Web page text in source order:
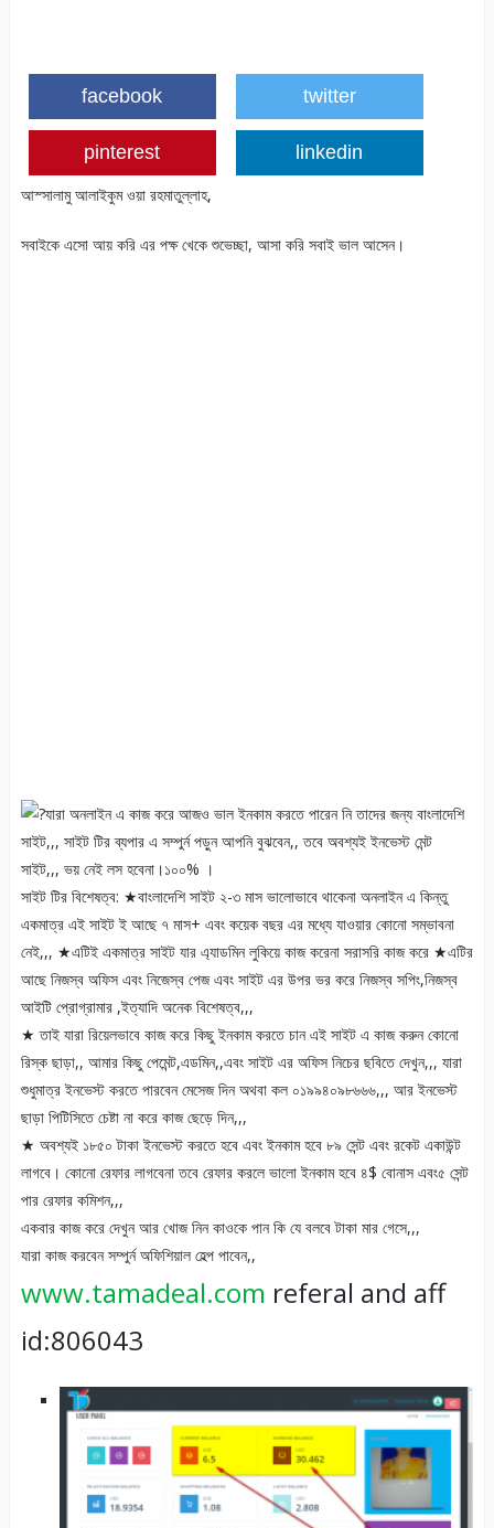
facebook twitter
pinterest linkedin
আস্সালামু আলাইকুম ওয়া রহমাতুল্লাহ,
সবাইকে এসো আয় করি এর পক্ষ খেকে শুভেচ্ছা, আসা করি সবাই ভাল আসেন।
যারা অনলাইন এ কাজ করে আজও ভাল ইনকাম করতে পারেন নি তাদের জন্য বাংলাদেশি
সাইট,,, সাইট টির ব্যপার এ সম্পুর্ন পড়ুন আপনি বুঝবেন,, তবে অবশ্যই ইনভেস্ট মেন্ট
সাইট,,, ভয় নেই লস হবেনা।১০০% ।
সাইট টির বিশেষত্ব: ★বাংলাদেশি সাইট ২-৩ মাস ভালোভাবে থাকেনা অনলাইন এ কিন্তু
একমাত্র এই সাইট ই আছে ৭ মাস+ এবং কয়েক বছর এর মধ্যে যাওয়ার কোনো সম্ভাবনা
নেই,,, ★এটিই একমাত্র সাইট যার এ্যাডমিন লুকিয়ে কাজ করেনা সরাসরি কাজ করে ★এটির
আছে নিজস্ব অফিস এবং নিজেস্ব পেজ এবং সাইট এর উপর ভর করে নিজস্ব সপিং,নিজস্ব
আইটি প্রোগ্রামার ,ইত্যাদি অনেক বিশেষত্ব,,,
★ তাই যারা রিয়েলভাবে কাজ করে কিছু ইনকাম করতে চান এই সাইট এ কাজ করুন কোনো
রিস্ক ছাড়া,, আমার কিছু পেমেন্ট,এডমিন,,এবং সাইট এর অফিস নিচের ছবিতে দেখুন,,, যারা
শুধুমাত্র ইনভেস্ট করতে পারবেন মেসেজ দিন অথবা কল ০১৯৯৪০৯৮৬৬৬,,, আর ইনভেস্ট
ছাড়া পিটিসিতে চেষ্টা না করে কাজ ছেড়ে দিন,,,
★ অবশ্যই ১৮৫০ টাকা ইনভেস্ট করতে হবে এবং ইনকাম হবে ৮৯ সেন্ট এবং রকেট একাউন্ট
লাগবে। কোনো রেফার লাগবেনা তবে রেফার করলে ভালো ইনকাম হবে ৪$ বোনাস এবং৫ সেন্ট
পার রেফার কমিশন,,,
একবার কাজ করে দেখুন আর খোজ নিন কাওকে পান কি যে বলবে টাকা মার গেসে,,,
যারা কাজ করবেন সম্পুর্ন অফিশিয়াল হেল্প পাবেন,,
www.tamadeal.com referal and aff
id:806043